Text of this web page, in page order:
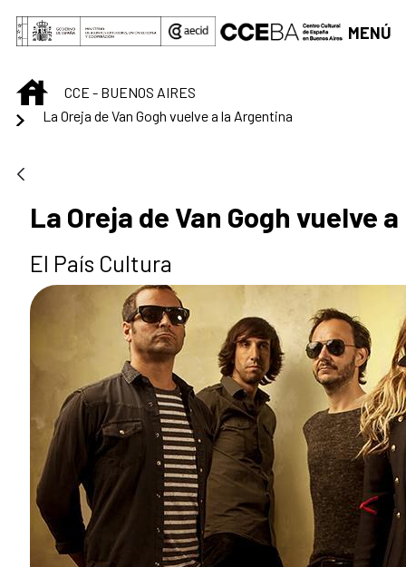
Saltar al contenido principal
MENÚ
INICIOCCE - BUENOS AIRES
La Oreja de Van Gogh vuelve a la Argentina
La Oreja de Van Gogh vuelve
El País Cultura